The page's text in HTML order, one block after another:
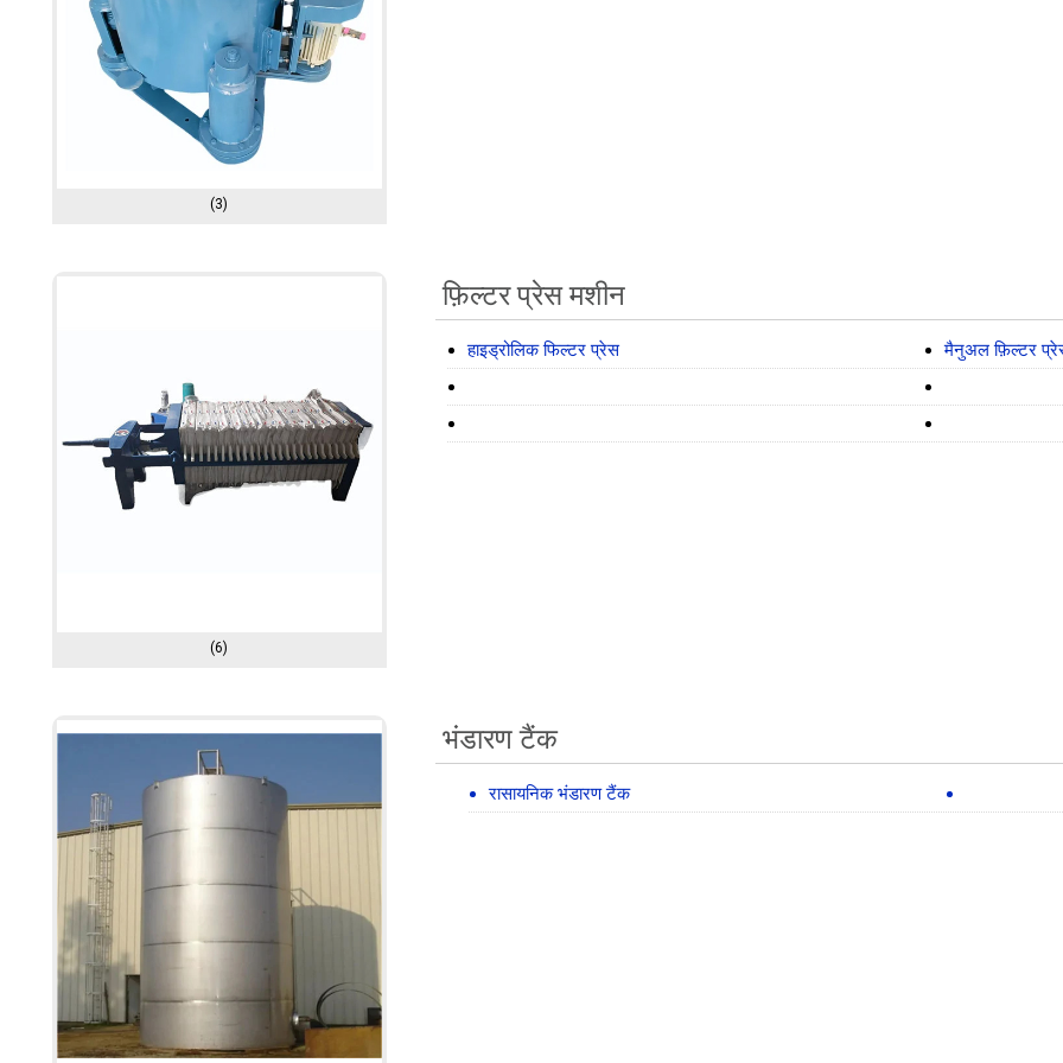
(3)
(6)
फ़िल्टर प्रेस मशीन
हाइड्रोलिक फिल्टर प्रेस मैनुअल फ़िल्टर
भंडारण टैंक
रासायनिक भंडारण टैंक